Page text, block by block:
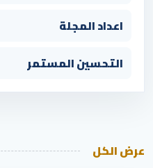
اعداد المجلة
التحسين المستمر
عرض الكل